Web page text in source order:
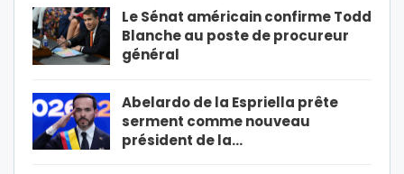
Le Sénat américain confirme Todd
Blanche au poste de procureur
général
Abelardo de la Espriella prête
serment comme nouveau
président de la…